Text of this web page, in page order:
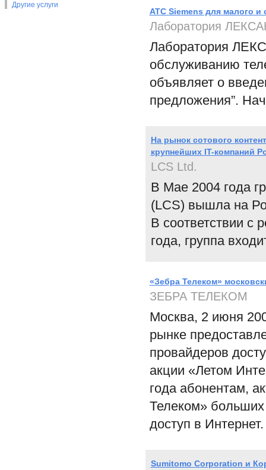
Другие услуги
АТС Siemens для малого и
Лаборатория
Лаборатория
обслуживанию
объявляет о
предложения”.
На рынок сотового
крупнейших IT-компаний
LCS Ltd.
В Мае 2004 года
(LCS) вышла на
В соответствии с
года, группа
«Зебра Телеком»
ЗЕБРА ТЕЛЕКОМ
Москва, 2 июня
рынке
провайдеров
акции «Летом
года абонентам,
Телеком»
доступ в Интернет.
Sumitomo Corporation и